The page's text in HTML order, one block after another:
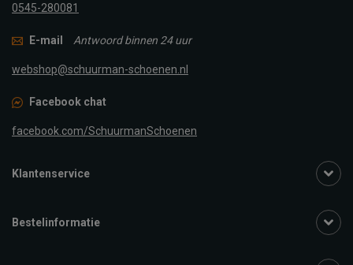
0545-280081
E-mail Antwoord binnen 24 uur
webshop@schuurman-schoenen.nl
Facebook chat
facebook.com/SchuurmanSchoenen
Klantenservice
Bestelinformatie